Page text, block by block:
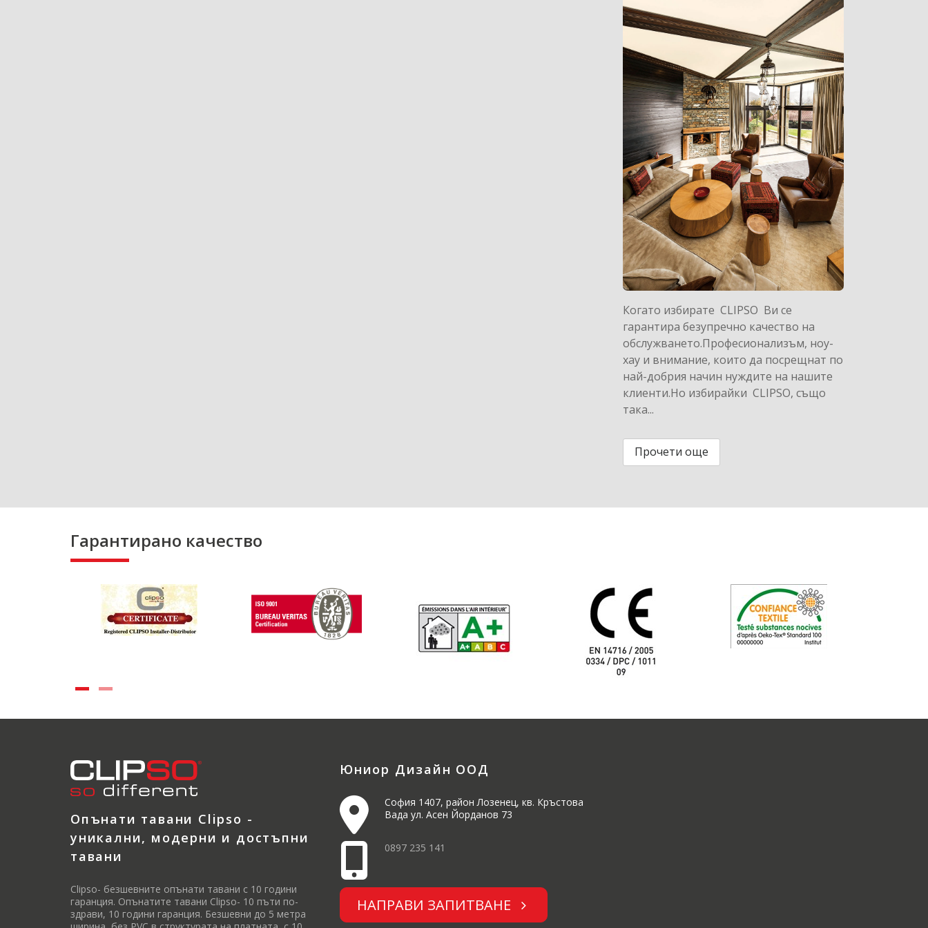
Когато избирате CLIPSO Ви се
гарантира безупречно качество на
обслужването.Професионализъм, ноу-
хау и внимание, които да посрещнат по
най-добрия начин нуждите на нашите
клиенти.Но избирайки CLIPSO, също
така...
Прочети още
Гарантирано качество
Опънати тавани Clipso -
уникални, модерни и достъпни
тавани
Clipso- безшевните опънати тавани с 10 години
гаранция. Опънатите тавани Clipso- 10 пъти по-
здрави, 10 години гаранция. Безшевни до 5 метра
Юниор Дизайн ООД
София 1407, район Лозенец, кв. Кръстова
Вада ул. Асен Йорданов 73
0897 235 141
НАПРАВИ ЗАПИТВАНЕ